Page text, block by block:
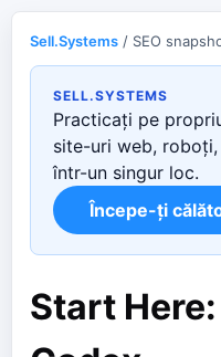
Sell.Systems / SEO
SELL.SYSTEMS
Practicați pe
site-uri web,
într-un singur loc.
Începe-ți
Start